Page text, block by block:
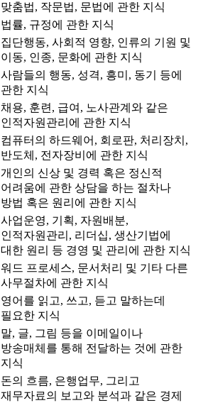
맞춤법, 작문법, 문법에 관한 지식
법률, 규정에 관한 지식
집단행동, 사회적 영향, 인류의 기원 및
이동, 인종, 문화에 관한 지식
사람들의 행동, 성격, 흥미, 동기 등에
관한 지식
채용, 훈련, 급여, 노사관계와 같은
인적자원관리에 관한 지식
컴퓨터의 하드웨어, 회로판, 처리장치,
반도체, 전자장비에 관한 지식
개인의 신상 및 경력 혹은 정신적
어려움에 관한 상담을 하는 절차나
방법 혹은 원리에 관한 지식
사업운영, 기획, 자원배분,
인적자원관리, 리더십, 생산기법에
대한 원리 등 경영 및 관리에 관한 지식
워드 프로세스, 문서처리 및 기타 다른
사무절차에 관한 지식
영어를 읽고, 쓰고, 듣고 말하는데
필요한 지식
말, 글, 그림 등을 이메일이나
방송매체를 통해 전달하는 것에 관한
지식
돈의 흐름, 은행업무, 그리고
재무자료의 보고와 분석과 같은 경제